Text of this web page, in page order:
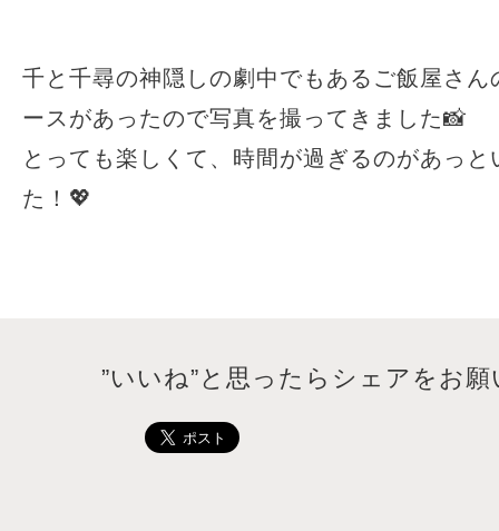
千と千尋の神隠しの劇中でもあるご飯屋さん
ースがあったので写真を撮ってきました📸
とっても楽しくて、時間が過ぎるのがあっと
た！💖
”いいね”と思ったらシェアをお